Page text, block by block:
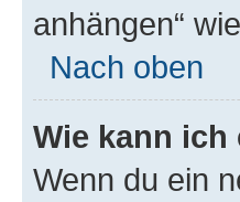
anhängen“
Nach oben
Wie kann ich
Wenn du ein